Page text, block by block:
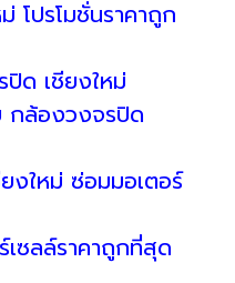
โปรโมชั่นราคาถูก
ด เชียงใหม่
กล้องวงจรปิด
งใหม่ ซ่อมมอเตอร์
เซลล์ราคาถูกที่สุด